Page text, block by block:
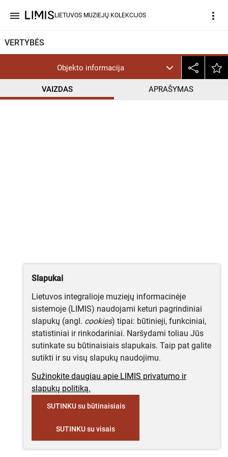
menu LIETUVOS MUZIEJŲ KOLEKCIJOS more_vert
VERTYBĖS
Objekto informacija
VAIZDAS APRAŠYMAS
CC BY-NC
Slapukai
Lietuvos integralioje muziejų informacinėje
sistemoje (LIMIS) naudojami keturi pagrindiniai
slapukų (angl. cookies) tipai: būtinieji, funkciniai,
statistiniai ir rinkodariniai. Naršydami toliau Jūs
sutinkate su būtinaisiais slapukais. Taip pat galite
sutikti ir su visų slapukų naudojimu.
Sužinokite daugiau apie LIMIS privatumo ir
slapukų politiką.
SUTINKU su būtinaisiais
SUTINKU su visais